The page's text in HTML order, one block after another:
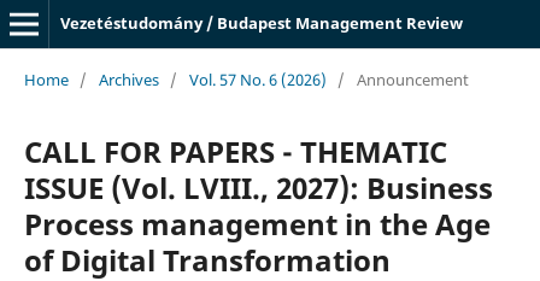
Vezetéstudomány / Budapest Management Review
Home / Archives / Vol. 57 No. 6 (2026) / Announcement
CALL FOR PAPERS - THEMATIC
ISSUE (Vol. LVIII., 2027): Business
Process management in the Age
of Digital Transformation